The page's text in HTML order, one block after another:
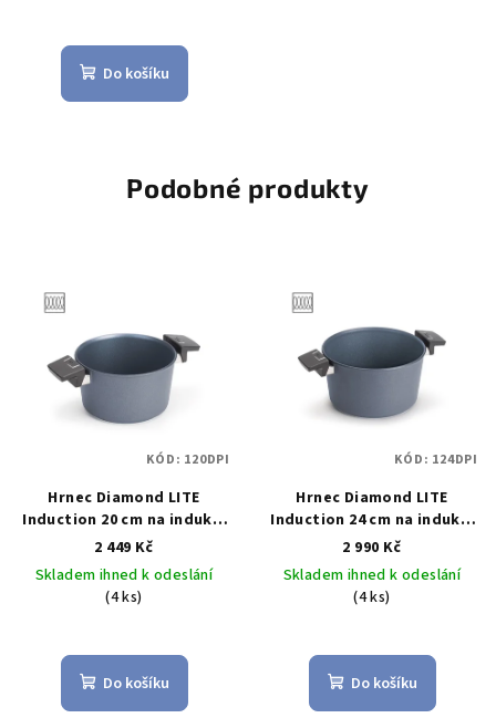
Do košíku
Podobné produkty
Hrnec Diamond LITE
Induction 20 cm na indukci
- WOLLDiamond LITE
Induction hrnec 20 cm / 3,0 l
- WOLL
2 449 Kč
Skladem ihned k odeslání
(4 ks)
Do košíku
KÓD: 120DPI
Hrnec Diamond LITE
Induction 24 cm na indukci
- WOLLDiamond LITE
Induction hrnec 24 cm / 5,0 l
- WOLL
2 990 Kč
Skladem ihned k odeslání
(4 ks)
Do košíku
KÓD: 124DPI